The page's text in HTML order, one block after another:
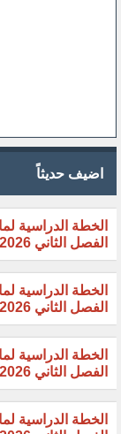
اضيف حديثاً
الخطة الدراسية
الفصل الثاني 2025/2026م
الخطة الدراسية
الفصل الثاني 2025/2026م
الخطة الدراسية
الفصل الثاني 2025/2026م
الخطة الدراسية